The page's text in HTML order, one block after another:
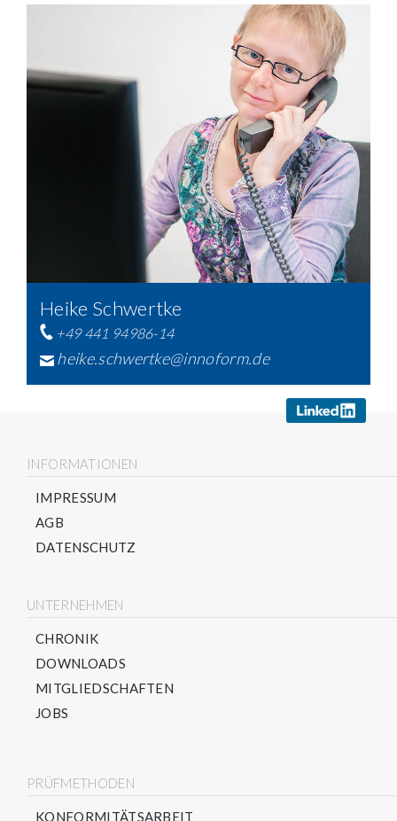
Heike Schwertke
+49 441 94986-14
heike.schwertke@innoform.de
INFORMATIONEN
IMPRESSUM
AGB
DATENSCHUTZ
UNTERNEHMEN
CHRONIK
DOWNLOADS
MITGLIEDSCHAFTEN
JOBS
PRÜFMETHODEN
KONFORMITÄTSARBEIT